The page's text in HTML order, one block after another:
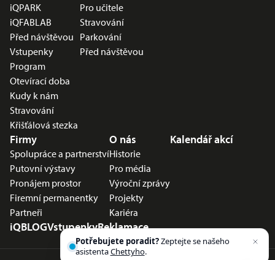
iQPARK
iQFABLAB
Před návštěvou
Vstupenky
Program
Otevírací doba
Kudy k nám
Stravování
Křišťálová stezka
Pro učitele
Stravování
Parkování
Před návštěvou
Firmy
Spolupráce a partnerství
Putovní výstavy
Pronájem prostor
Firemní permanentky
Partneři
O nás
Historie
Pro média
Výroční zprávy
Projekty
Kariéra
Kalendář akcí
iQBLOGVstupenkyReklamace
Potřebujete poradit?Zeptejte se našeho
asistentaChettyho.